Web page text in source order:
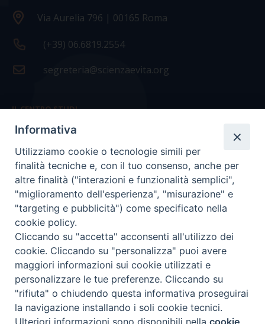
Via Aurelia 796 | 00165 Roma
(+39) 06.6819.2554
segreteria@scienzaevita.org
IL CENTRO STUDI
La nostra storia
Statuto
Presidenza e ufficio presidenza
Consiglio scientifico
Coordinamento nazionale
COPYRIGHT Scienza & Vita - C.F96600690588- Tutti i
diritti -Privacy- Credits
Informativa
Utilizziamo cookie o tecnologie simili per
finalità tecniche e, con il tuo consenso, anche per
altre finalità ("interazioni e funzionalità semplici",
"miglioramento dell'esperienza", "misurazione" e
"targeting e pubblicità") come specificato nella
cookie policy.
Cliccando su "accetta" acconsenti all'utilizzo dei
cookie. Cliccando su "personalizza" puoi avere
maggiori informazioni sui cookie utilizzati e
personalizzare le tue preferenze. Cliccando su
"rifiuta" o chiudendo questa informativa proseguirai
la navigazione installando i soli cookie tecnici.